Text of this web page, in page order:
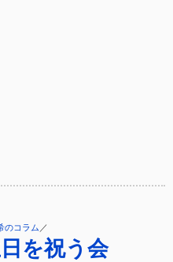
のコラム ／
を祝う会